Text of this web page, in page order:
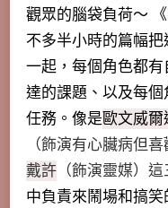
觀眾的腦袋負荷～ 《
不多半小時的篇幅
一起，每個角色都
達的課題、以及每
任務。像是歐文威爾
（飾演有心臟病但
戴許 （飾演靈媒）
中負責來鬧場和搞笑